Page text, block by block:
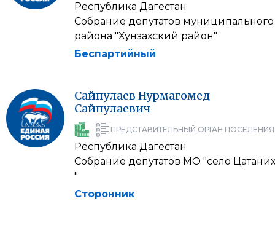
Республика Дагестан
Собрание депутатов муниципального
района "Хунзахский район"
Беспартийный
Сайпулаев Нурмагомед
Сайпулаевич
ПРЕДСТАВИТЕЛЬНЫЙ ОРГАН ПОСЕЛЕНИЯ
Республика Дагестан
Собрание депутатов МО "село Цатаних
"
Сторонник